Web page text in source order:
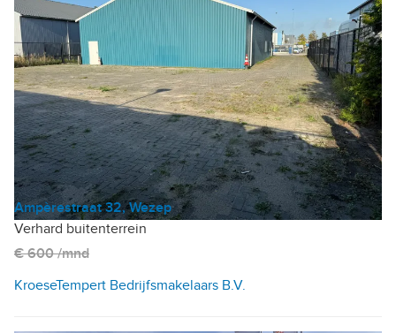
Ampèrestraat 32, Wezep
Verhard buitenterrein
€ 600 /mnd
KroeseTempert Bedrijfsmakelaars B.V.